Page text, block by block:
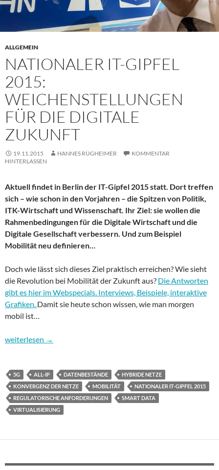
ALLGEMEIN
NATIONALER IT-GIPFEL
2015:
WEICHENSTELLUNGEN
FÜR DIE DIGITALE
ZUKUNFT
19.11.2015 HANNES RÜGHEIMER
KOMMENTAR
HINTERLASSEN
Aktuell findet in Berlin der IT-Gipfel 2015 statt. Dort treffen
sich – wie schon in den Vorjahren – die Spitzen von Politik,
ITK-Wirtschaft und Wissenschaft. Ihr Ziel: sie wollen die
Rahmenbedingungen für die Digitale Wirtschaft und die
Digitale Gesellschaft verbessern. Und zum Beispiel
Mobilität neu definieren…
Doch wie lässt sich dieses Ziel praktisch erreichen? Wie sieht
die Revolution bei Mobilität der Zukunft aus? Die Antworten
gibt es hier im Webspecials. Interviews, Beispiele, interaktive
Grafiken. Damit sie heute schon wissen, wie man morgen
mobil ist…
Nationaler IT-Gipfel 2015: Weichenstellungen für die Digitale
weiterlesen →
5G ALL-IP DATENBESTÄNDE
HYBRIDE NETZE
KONVERGENZ DER NETZE
MOBILITÄT
NATIONALER IT-GIPFEL 2015
REGULATORISCHE ANFORDERUNGEN
SMART DATA
VIRTUALISIERUNG